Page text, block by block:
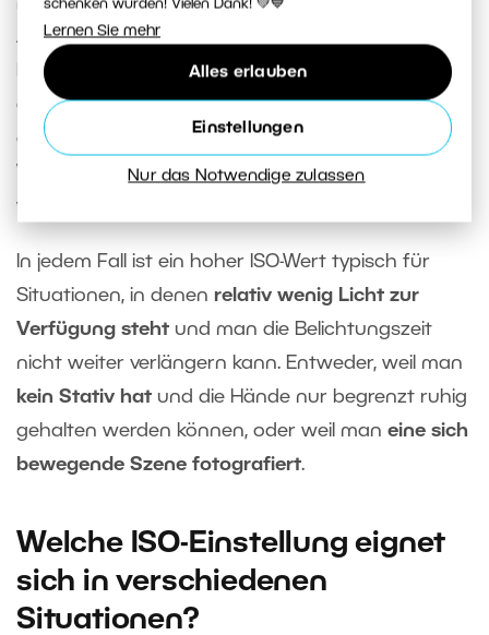
schenken würden! Vielen Dank! 💚💙
Lernen Sie mehr
Alles erlauben
Einstellungen
Nur das Notwendige zulassen
Ausrüstung und auch davon ab, inwieweit Sie
Bildrauschen in Kauf nehmen möchten. Früher
galten bereits Werte um 1600 als hohe ISO-Werte,
doch heute können in manchen Fällen sogar
Werte wie 12 800 und höher verwendet werden,
was vor Jahren noch undenkbar war.
In jedem Fall ist ein hoher ISO-Wert typisch für
Situationen, in denen relativ wenig Licht zur
Verfügung steht und man die Belichtungszeit
nicht weiter verlängern kann. Entweder, weil man
kein Stativ hat und die Hände nur begrenzt ruhig
gehalten werden können, oder weil man eine sich
bewegende Szene fotografiert.
Welche ISO-Einstellung eignet
sich in verschiedenen
Situationen?